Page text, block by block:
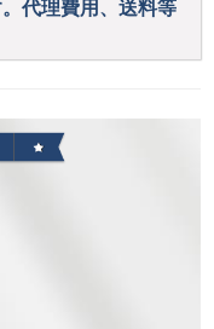
代理費用、送料等